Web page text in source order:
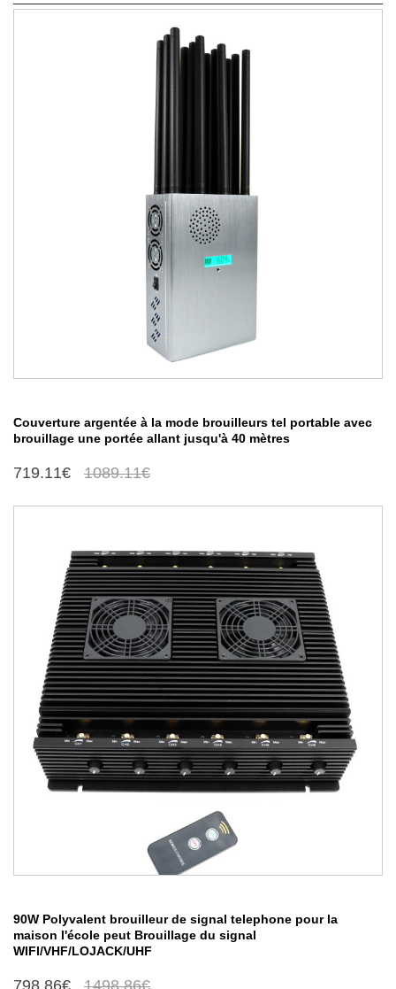
Couverture argentée à la mode brouilleurs tel portable avec
brouillage une portée allant jusqu'à 40 mètres
719.11€ 1089.11€
90W Polyvalent brouilleur de signal telephone pour la
maison l'école peut Brouillage du signal
WIFI/VHF/LOJACK/UHF
798.86€ 1498.86€